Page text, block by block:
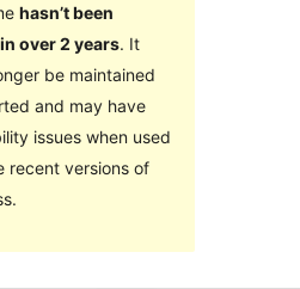
hasn’t been
over 2 years. It
be maintained
and may have
issues when used
recent versions of